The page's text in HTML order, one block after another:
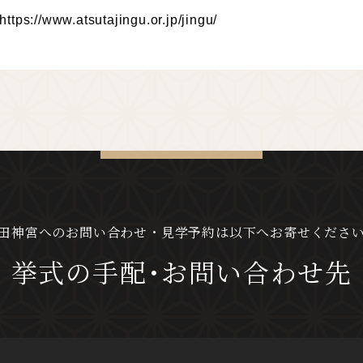
https://www.atsutajingu.or.jp/jingu/
神宮へのお問い合わせ・見学予約は以下へお寄せくださ
挙式の手配･お問い合わせ先